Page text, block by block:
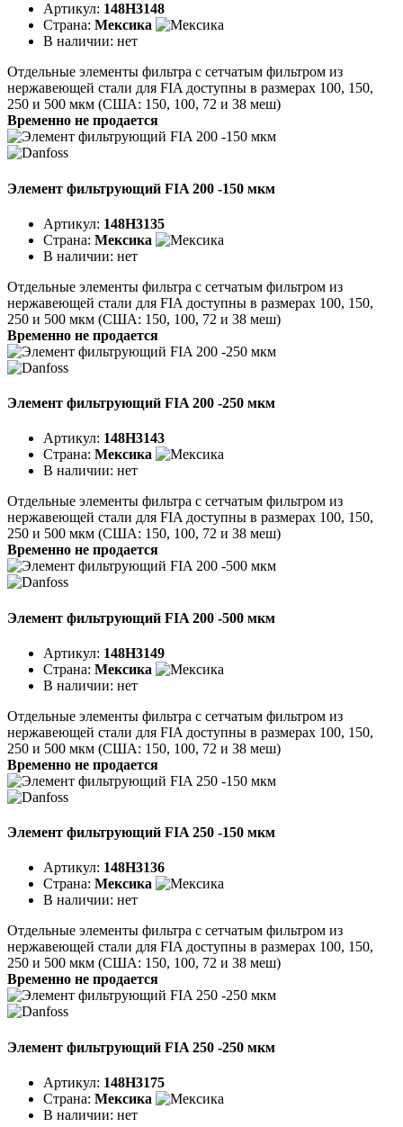
Артикул: 148H3148
Страна: Мексика
В наличии: нет
Отдельные элементы фильтра с сетчатым фильтром из
нержавеющей стали для FIA доступны в размерах 100, 150,
250 и 500 мкм (США: 150, 100, 72 и 38 меш)
Временно не продается
Элемент фильтрующий FIA 200 -150 мкм
Артикул: 148H3135
Страна: Мексика
В наличии: нет
Отдельные элементы фильтра с сетчатым фильтром из
нержавеющей стали для FIA доступны в размерах 100, 150,
250 и 500 мкм (США: 150, 100, 72 и 38 меш)
Временно не продается
Элемент фильтрующий FIA 200 -250 мкм
Артикул: 148H3143
Страна: Мексика
В наличии: нет
Отдельные элементы фильтра с сетчатым фильтром из
нержавеющей стали для FIA доступны в размерах 100, 150,
250 и 500 мкм (США: 150, 100, 72 и 38 меш)
Временно не продается
Элемент фильтрующий FIA 200 -500 мкм
Артикул: 148H3149
Страна: Мексика
В наличии: нет
Отдельные элементы фильтра с сетчатым фильтром из
нержавеющей стали для FIA доступны в размерах 100, 150,
250 и 500 мкм (США: 150, 100, 72 и 38 меш)
Временно не продается
Элемент фильтрующий FIA 250 -150 мкм
Артикул: 148H3136
Страна: Мексика
В наличии: нет
Отдельные элементы фильтра с сетчатым фильтром из
нержавеющей стали для FIA доступны в размерах 100, 150,
250 и 500 мкм (США: 150, 100, 72 и 38 меш)
Временно не продается
Элемент фильтрующий FIA 250 -250 мкм
Артикул: 148H3175
Страна: Мексика
В наличии: нет